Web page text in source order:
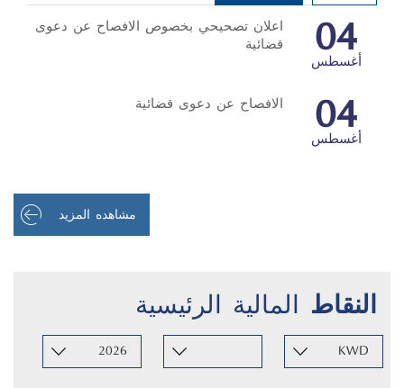
04
أغسطس
اعلان تصحيحي بخصوص الافصاح عن دعوى
قضائية
04
أغسطس
الافصاح عن دعوى قضائية
مشاهده المزيد
النقاط المالية الرئيسية